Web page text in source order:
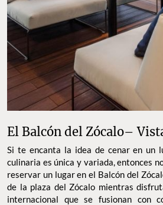
El Balcón del Zócalo–
Si te encanta la idea de cenar en un
culinaria es única y variada, entonces
reservar un lugar en el Balcón del
de la plaza del Zócalo mientras
internacional que se fusionan con